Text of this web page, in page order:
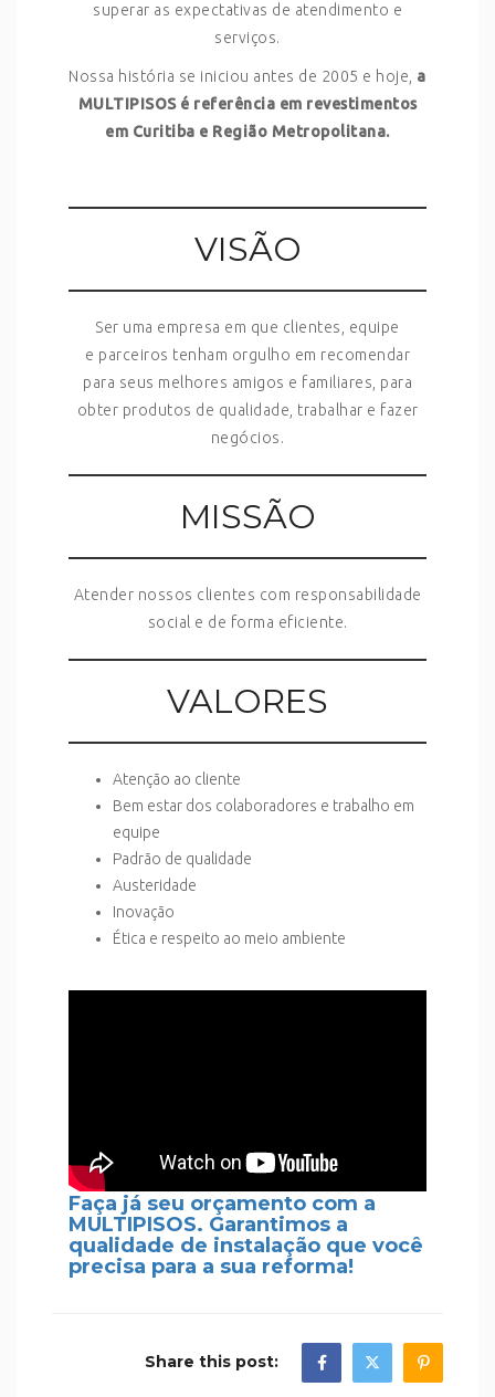
superar as expectativas de atendimento e
serviços.
Nossa história se iniciou antes de 2005 e hoje, a
MULTIPISOS é referência em revestimentos
em Curitiba e Região Metropolitana.
VISÃO
Ser uma empresa em que clientes, equipe
e parceiros tenham orgulho em recomendar
para seus melhores amigos e familiares, para
obter produtos de qualidade, trabalhar e fazer
negócios.
MISSÃO
Atender nossos clientes com responsabilidade
social e de forma eficiente.
VALORES
Atenção ao cliente
Bem estar dos colaboradores e trabalho em
equipe
Padrão de qualidade
Austeridade
Inovação
Ética e respeito ao meio ambiente
Faça já seu orçamento com a
MULTIPISOS. Garantimos a
qualidade de instalação que você
precisa para a sua reforma!
Share this post: